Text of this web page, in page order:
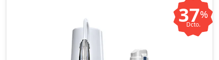
37%
Dcto.